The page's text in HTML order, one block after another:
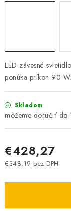
Reklamácie a
Obchodné
O nás - MEGALED
Zľavy pre profíkov
LED závesné
ponúka príkon 90 W.
Skladom
€428,27
€348,19 bez DPH